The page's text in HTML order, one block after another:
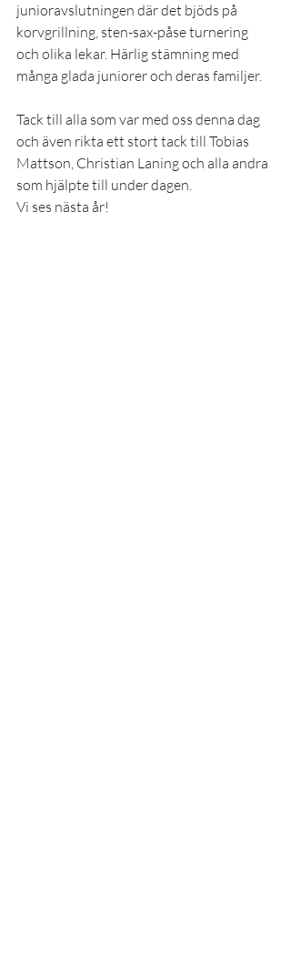
junioravslutningen där det bjöds på
korvgrillning, sten-sax-påse turnering
och olika lekar. Härlig stämning med
många glada juniorer och deras familjer.
Tack till alla som var med oss denna dag
och även rikta ett stort tack till Tobias
Mattson, Christian Laning och alla andra
som hjälpte till under dagen.
Vi ses nästa år!